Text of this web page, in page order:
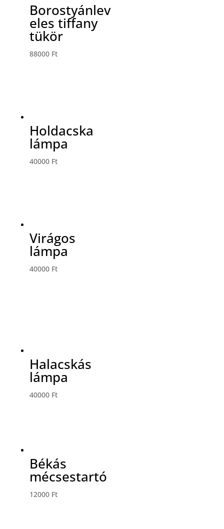
Borostyánlev
eles tiffany
tükör
88000 Ft
Holdacska
lámpa
40000 Ft
Virágos
lámpa
40000 Ft
Halacskás
lámpa
40000 Ft
Békás
mécsestartó
12000 Ft